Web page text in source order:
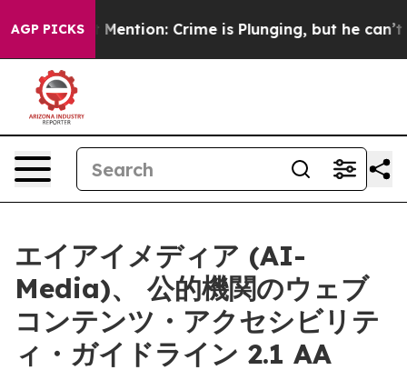
AGP PICKS
Won’t Mention: Crime is Plunging, but he can’t
エイアイメディア (AI-
Media)、 公的機関のウェブ
コンテンツ・アクセシビリテ
ィ・ガイドライン 2.1 AA